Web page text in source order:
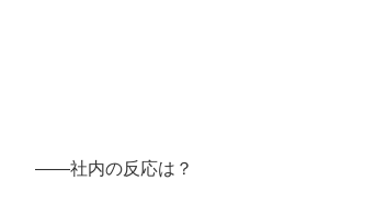
――社内の反応は？